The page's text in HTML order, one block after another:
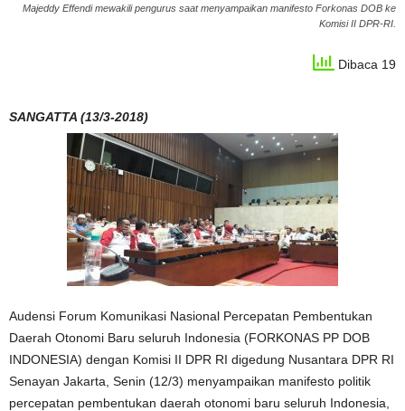
Majeddy Effendi mewakili pengurus saat menyampaikan manifesto Forkonas DOB ke
Komisi II DPR-RI.
Dibaca 19
SANGATTA (13/3-2018)
Audensi Forum Komunikasi Nasional Percepatan Pembentukan
Daerah Otonomi Baru seluruh Indonesia (FORKONAS PP DOB
INDONESIA) dengan Komisi II DPR RI digedung Nusantara DPR RI
Senayan Jakarta, Senin (12/3) menyampaikan manifesto politik
percepatan pembentukan daerah otonomi baru seluruh Indonesia,